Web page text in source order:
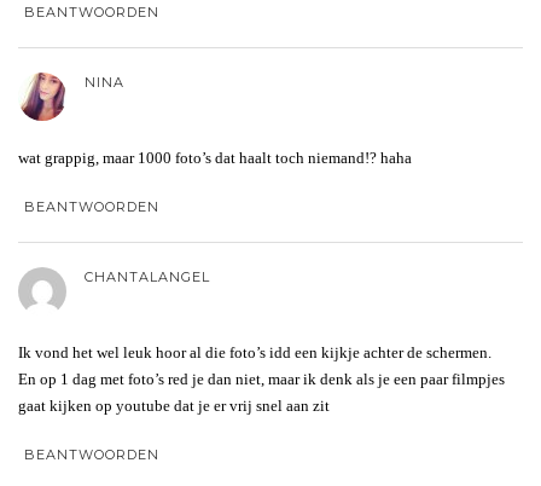
BEANTWOORDEN
NINA
wat grappig, maar 1000 foto’s dat haalt toch niemand!? haha
BEANTWOORDEN
CHANTALANGEL
Ik vond het wel leuk hoor al die foto’s idd een kijkje achter de schermen.
En op 1 dag met foto’s red je dan niet, maar ik denk als je een paar filmpjes
gaat kijken op youtube dat je er vrij snel aan zit
BEANTWOORDEN